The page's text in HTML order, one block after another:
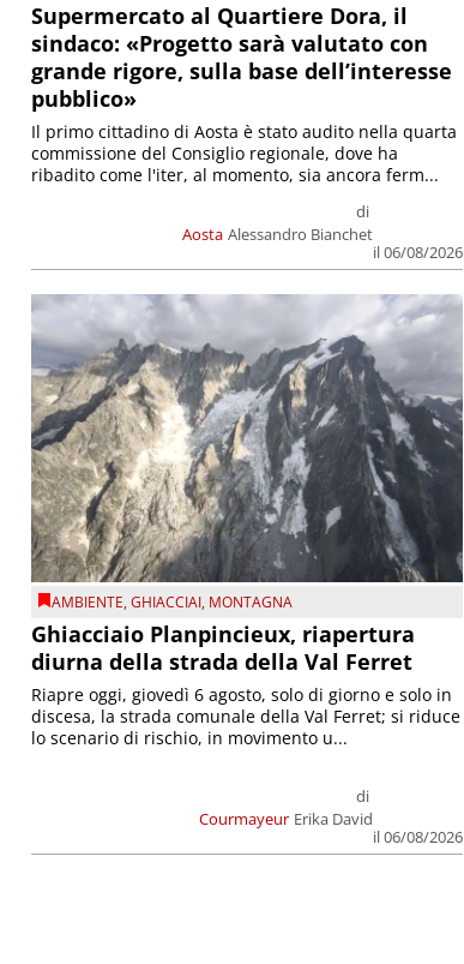
Supermercato al Quartiere Dora, il
sindaco: «Progetto sarà valutato con
grande rigore, sulla base dell’interesse
pubblico»
Aosta
di
Alessandro Bianchet
il 06/08/2026
Il primo cittadino di Aosta è stato audito nella quarta
commissione del Consiglio regionale, dove ha
ribadito come l'iter, al momento, sia ancora ferm...
AMBIENTE,GHIACCIAI, MONTAGNA
Ghiacciaio Planpincieux, riapertura
diurna della strada della Val Ferret
Courmayeur
di
Erika David
il 06/08/2026
Riapre oggi, giovedì 6 agosto, solo di giorno e solo in
discesa, la strada comunale della Val Ferret; si riduce
lo scenario di rischio, in movimento u...